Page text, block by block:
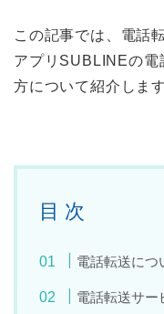
この記事では、電話
アプリSUBLINEの電
方について紹介します
目 次
電話転送につ
電話転送サー